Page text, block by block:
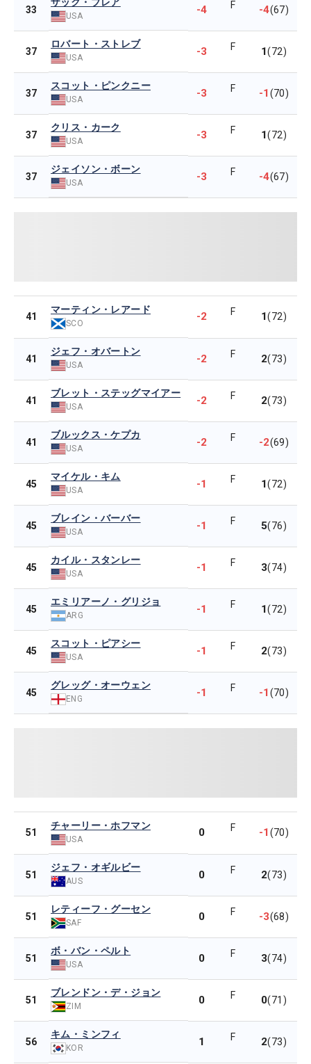
33
ザック・ブレア
USA -4 F -4(67)
37
ロバート・ストレブ
USA -3 F 1(72)
37
スコット・ピンクニー
USA -3 F -1(70)
37
クリス・カーク
USA -3 F 1(72)
37
ジェイソン・ボーン
USA -3 F -4(67)
41
マーティン・レアード
SCO
-2 F 1(72)
41
ジェフ・オバートン
USA -2 F 2(73)
41
ブレット・ステッグマイアー
USA -2 F 2(73)
41
ブルックス・ケプカ
USA -2 F -2(69)
45
マイケル・キム
USA -1 F 1(72)
45
ブレイン・バーバー
USA -1 F 5(76)
45
カイル・スタンレー
USA -1 F 3(74)
45
エミリアーノ・グリジョ
ARG -1 F 1(72)
45
スコット・ピアシー
USA -1 F 2(73)
45
グレッグ・オーウェン
ENG -1 F -1(70)
51
チャーリー・ホフマン
USA
0 F -1(70)
51
ジェフ・オギルビー
AUS 0 F 2(73)
51
レティーフ・グーセン
SAF 0 F -3(68)
51
ボ・バン・ペルト
USA 0 F 3(74)
51
ブレンドン・デ・ジョン
ZIM 0 F 0(71)
56
キム・ミンフィ
KOR 1 F 2(73)